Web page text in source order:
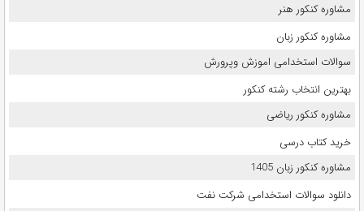
مشاوره کنکور هنر
مشاوره کنکور زبان
سوالات استخدامی اموزش وپرورش
بهترین انتخاب رشته کنکور
مشاوره کنکور ریاضی
خرید کتاب درسی
مشاوره کنکور زبان 1405
دانلود سوالات استخدامی شرکت نفت